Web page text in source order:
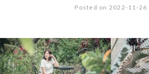
Posted on 2022-11-26